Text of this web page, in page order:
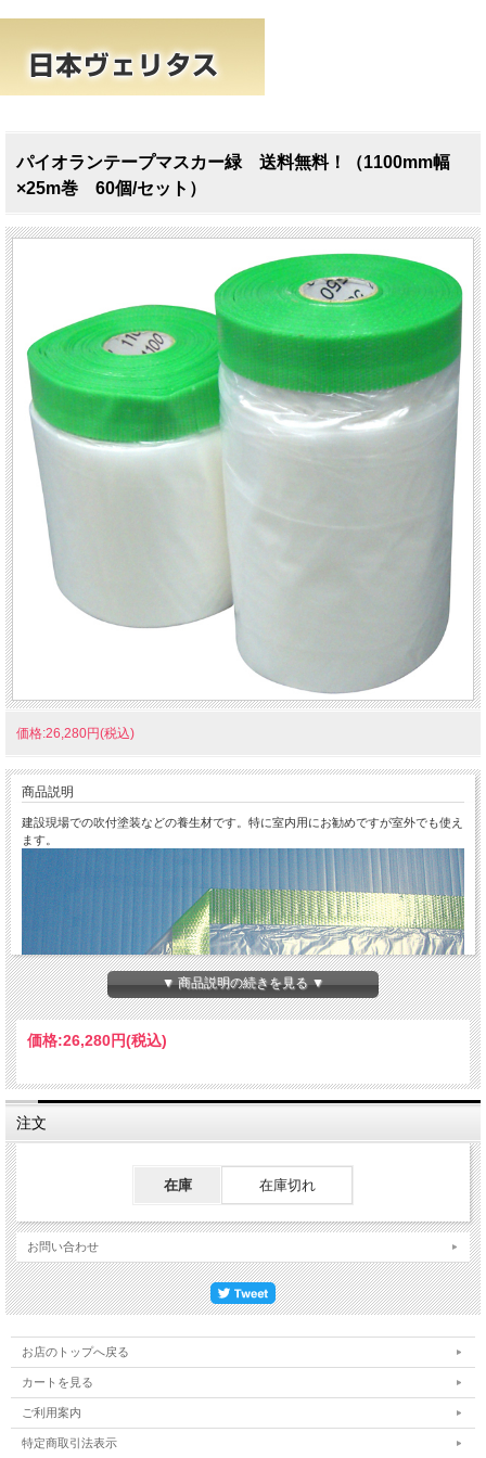
パイオランテープマスカー緑 送料無料！（1100mm幅
×25m巻 60個/セット）
価格:26,280円(税込)
商品説明
建設現場での吹付塗装などの養生材です。特に室内用にお勧めですが室外でも使え
ます。
▼ 商品説明の続きを見る ▼
価格:26,280円(税込)
注文
在庫 在庫切れ
お問い合わせ
お店のトップへ戻る
カートを見る
ご利用案内
特定商取引法表示